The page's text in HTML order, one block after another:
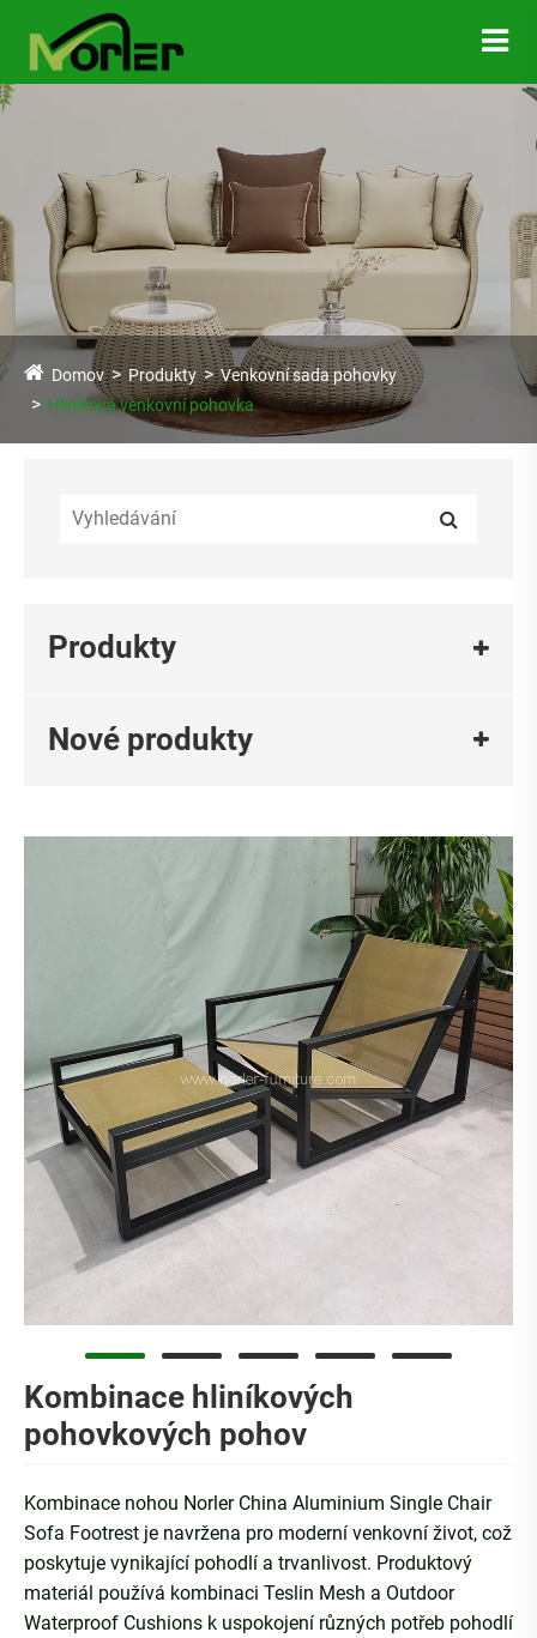
Domov Produkty
Venkovní sada pohovky
Hliníková venkovní pohovka
Produkty
Nové produkty
Kombinace hliníkových
pohovkových pohov
Kombinace nohou Norler China Aluminium Single Chair
Sofa Footrest je navržena pro moderní venkovní život, což
poskytuje vynikající pohodlí a trvanlivost. Produktový
materiál používá kombinaci Teslin Mesh a Outdoor
Waterproof Cushions k uspokojení různých potřeb pohodlí